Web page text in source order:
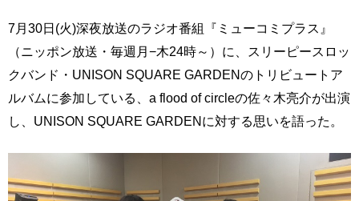
7月30日(火)深夜放送のラジオ番組『ミューコミプラス』
（ニッポン放送・毎週月−木24時～）に、スリーピースロッ
クバンド・UNISON SQUARE GARDENのトリビュートア
ルバムに参加している、a flood of circleの佐々木亮介が出演
し、UNISON SQUARE GARDENに対する思いを語った。